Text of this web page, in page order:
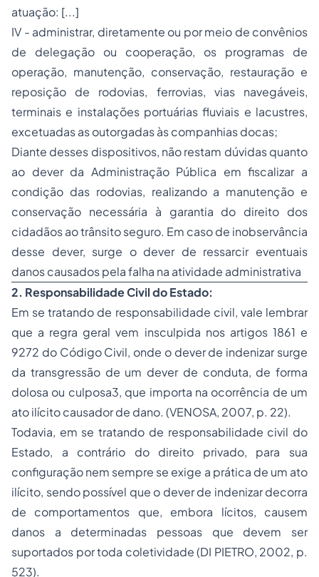
atuação: [...]
IV - administrar, diretamente ou por meio de convênios
de delegação ou cooperação, os programas de
operação, manutenção, conservação, restauração e
reposição de rodovias, ferrovias, vias navegáveis,
terminais e instalações portuárias fluviais e lacustres,
excetuadas as outorgadas às companhias docas;
Diante desses dispositivos, não restam dúvidas quanto
ao dever da Administração Pública em fiscalizar a
condição das rodovias, realizando a manutenção e
conservação necessária à garantia do direito dos
cidadãos ao trânsito seguro. Em caso de inobservância
desse dever, surge o dever de ressarcir eventuais
danos causados pela falha na atividade administrativa
2. Responsabilidade Civil do Estado:
Em se tratando de responsabilidade civil, vale lembrar
que a regra geral vem insculpida nos artigos 1861 e
9272 do Código Civil, onde o dever de indenizar surge
da transgressão de um dever de conduta, de forma
dolosa ou culposa3, que importa na ocorrência de um
ato ilícito causador de dano. (VENOSA, 2007, p. 22).
Todavia, em se tratando de responsabilidade civil do
Estado, a contrário do direito privado, para sua
configuração nem sempre se exige a prática de um ato
ilícito, sendo possível que o dever de indenizar decorra
de comportamentos que, embora lícitos, causem
danos a determinadas pessoas que devem ser
suportados por toda coletividade (DI PIETRO, 2002, p.
523).